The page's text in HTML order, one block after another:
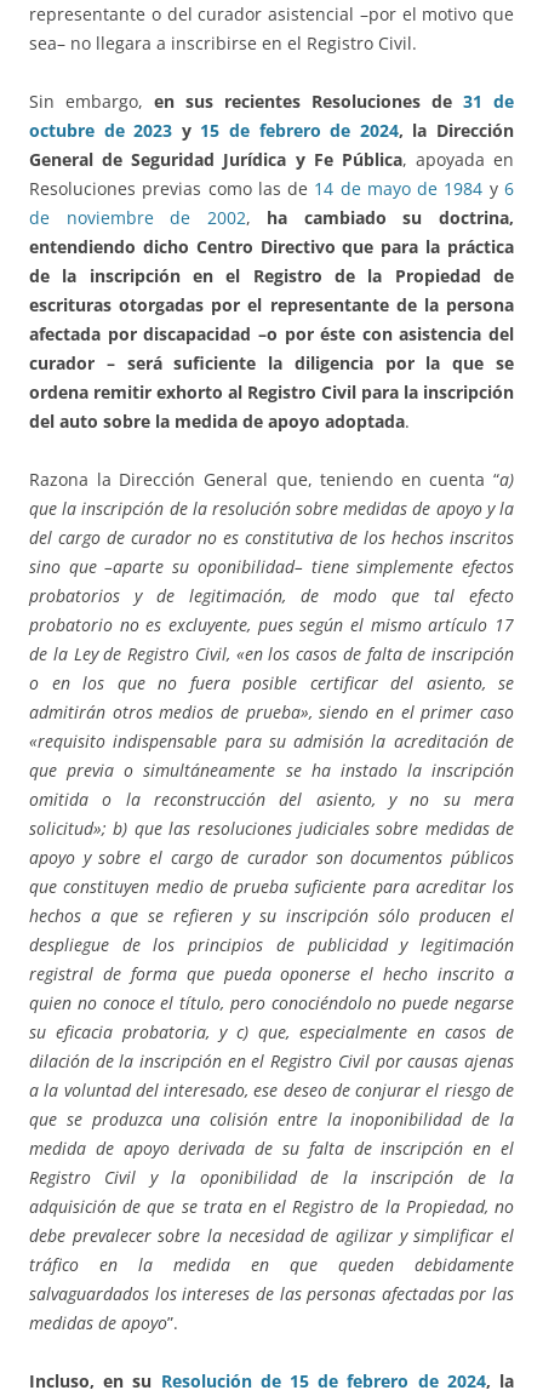
representante o del curador asistencial –por el motivo que
sea– no llegara a inscribirse en el Registro Civil.
Sin embargo, en sus recientes Resoluciones de 31 de
octubre de 2023 y 15 de febrero de 2024, la Dirección
General de Seguridad Jurídica y Fe Pública, apoyada en
Resoluciones previas como las de 14 de mayo de 1984 y6
de noviembre de 2002, ha cambiado su doctrina,
entendiendo dicho Centro Directivo que para la práctica
de la inscripción en el Registro de la Propiedad de
escrituras otorgadas por el representante de la persona
afectada por discapacidad –o por éste con asistencia del
curador – será suficiente la diligencia por la que se
ordena remitir exhorto al Registro Civil para la inscripción
del auto sobre la medida de apoyo adoptada.
Razona la Dirección General que, teniendo en cuenta “a)
que la inscripción de la resolución sobre medidas de apoyo y la
del cargo de curador no es constitutiva de los hechos inscritos
sino que –aparte su oponibilidad– tiene simplemente efectos
probatorios y de legitimación, de modo que tal efecto
probatorio no es excluyente, pues según el mismo artículo 17
de la Ley de Registro Civil, «en los casos de falta de inscripción
o en los que no fuera posible certificar del asiento, se
admitirán otros medios de prueba», siendo en el primer caso
«requisito indispensable para su admisión la acreditación de
que previa o simultáneamente se ha instado la inscripción
omitida o la reconstrucción del asiento, y no su mera
solicitud»; b) que las resoluciones judiciales sobre medidas de
apoyo y sobre el cargo de curador son documentos públicos
que constituyen medio de prueba suficiente para acreditar los
hechos a que se refieren y su inscripción sólo producen el
despliegue de los principios de publicidad y legitimación
registral de forma que pueda oponerse el hecho inscrito a
quien no conoce el título, pero conociéndolo no puede negarse
su eficacia probatoria, y c) que, especialmente en casos de
dilación de la inscripción en el Registro Civil por causas ajenas
a la voluntad del interesado, ese deseo de conjurar el riesgo de
que se produzca una colisión entre la inoponibilidad de la
medida de apoyo derivada de su falta de inscripción en el
Registro Civil y la oponibilidad de la inscripción de la
adquisición de que se trata en el Registro de la Propiedad, no
debe prevalecer sobre la necesidad de agilizar y simplificar el
tráfico en la medida en que queden debidamente
salvaguardados los intereses de las personas afectadas por las
medidas de apoyo”.
Incluso, en su Resolución de 15 de febrero de 2024, la